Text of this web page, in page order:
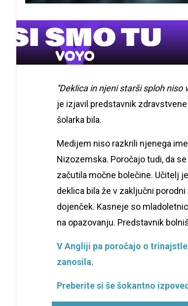
''Deklica in njeni starši sploh
je izjavil predstavnik
šolarka bila.
Medijem niso razkrili njenega
Nizozemska. Poročajo tudi, da
začutila močne bolečine. Učitelj
deklica bila že v zaključni
dojenček. Kasneje so
na opazovanju. Predstavnik
V Angliji pa poročajo o
zanosila.
Preberite si še šokantno